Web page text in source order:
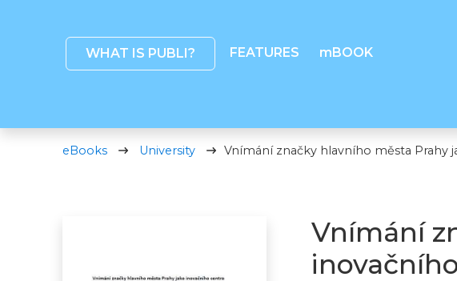
WHAT IS PUBLI? FEATURES mBOOK
eBooks University Vnímání značky hlavního města Prahy
Vnímání